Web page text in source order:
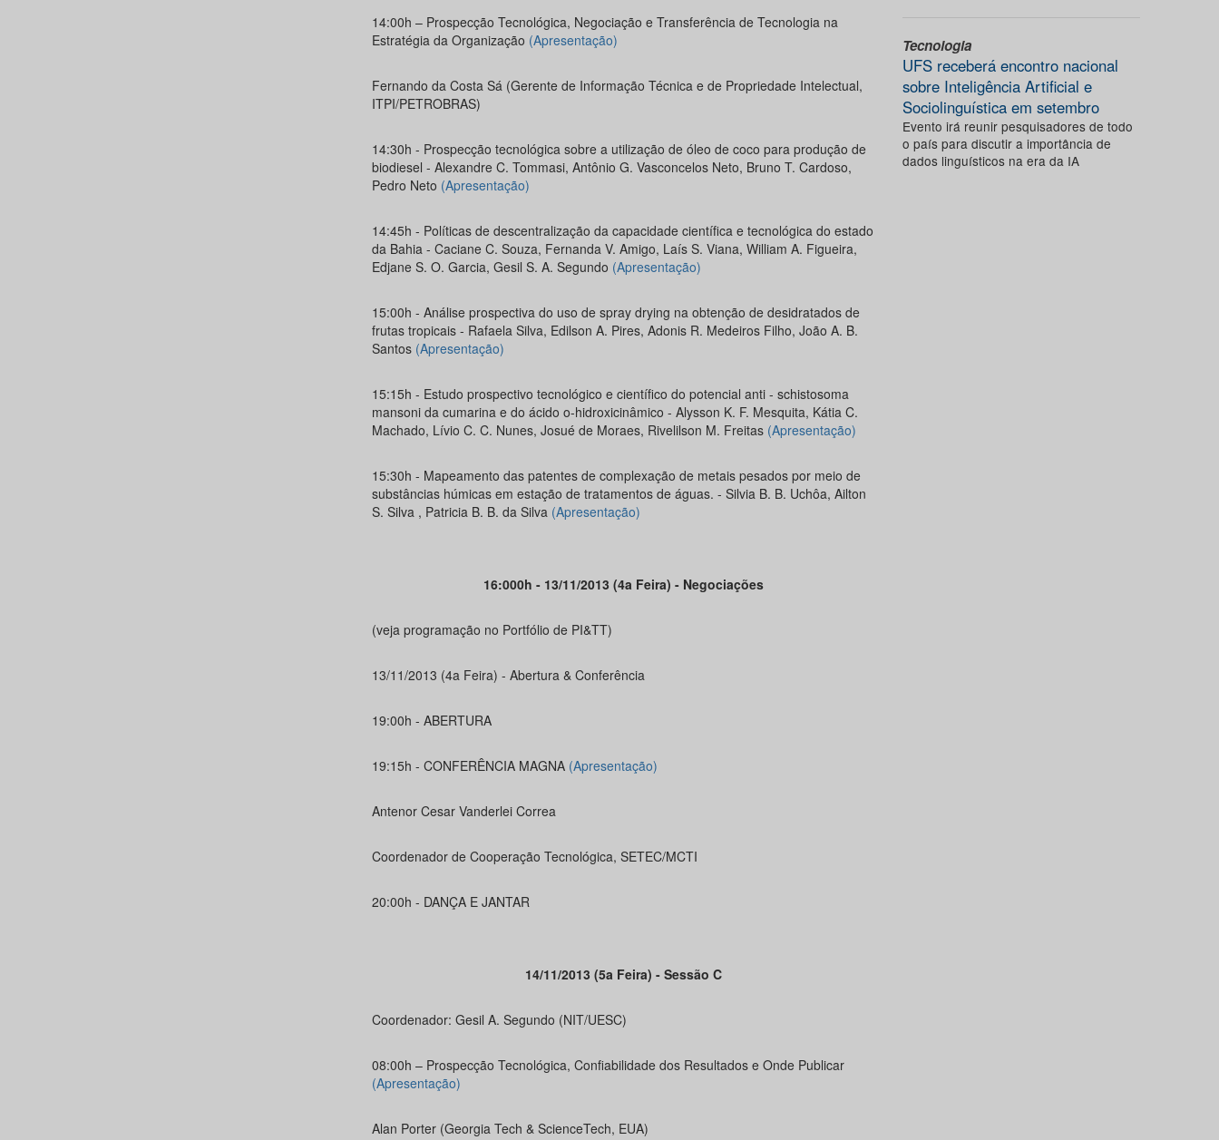
14:00h – Prospecção Tecnológica, Negociação e Transferência de Tecnologia na
Estratégia da Organização (Apresentação)
Fernando da Costa Sá (Gerente de Informação Técnica e de Propriedade Intelectual,
ITPI/PETROBRAS)
14:30h - Prospecção tecnológica sobre a utilização de óleo de coco para produção de
biodiesel - Alexandre C. Tommasi, Antônio G. Vasconcelos Neto, Bruno T. Cardoso,
Pedro Neto (Apresentação)
14:45h - Políticas de descentralização da capacidade científica e tecnológica do estado
da Bahia - Caciane C. Souza, Fernanda V. Amigo, Laís S. Viana, William A. Figueira,
Edjane S. O. Garcia, Gesil S. A. Segundo (Apresentação)
15:00h - Análise prospectiva do uso de spray drying na obtenção de desidratados de
frutas tropicais - Rafaela Silva, Edilson A. Pires, Adonis R. Medeiros Filho, João A. B.
Santos (Apresentação)
15:15h - Estudo prospectivo tecnológico e científico do potencial anti - schistosoma
mansoni da cumarina e do ácido o-hidroxicinâmico - Alysson K. F. Mesquita, Kátia C.
Machado, Lívio C. C. Nunes, Josué de Moraes, Rivelilson M. Freitas (Apresentação)
15:30h - Mapeamento das patentes de complexação de metais pesados por meio de
substâncias húmicas em estação de tratamentos de águas. - Silvia B. B. Uchôa, Ailton
S. Silva , Patricia B. B. da Silva (Apresentação)
16:000h - 13/11/2013 (4a Feira) - Negociações
(veja programação no Portfólio de PI&TT)
13/11/2013 (4a Feira) - Abertura & Conferência
19:00h - ABERTURA
19:15h - CONFERÊNCIA MAGNA (Apresentação)
Antenor Cesar Vanderlei Correa
Coordenador de Cooperação Tecnológica, SETEC/MCTI
20:00h - DANÇA E JANTAR
14/11/2013 (5a Feira) - Sessão C
Coordenador: Gesil A. Segundo (NIT/UESC)
08:00h – Prospecção Tecnológica, Confiabilidade dos Resultados e Onde Publicar
(Apresentação)
Alan Porter (Georgia Tech & ScienceTech, EUA)
Tecnologia
UFS receberá encontro nacional
sobre Inteligência Artificial e
Sociolinguística em setembro
Evento irá reunir pesquisadores de todo
o país para discutir a importância de
dados linguísticos na era da IA